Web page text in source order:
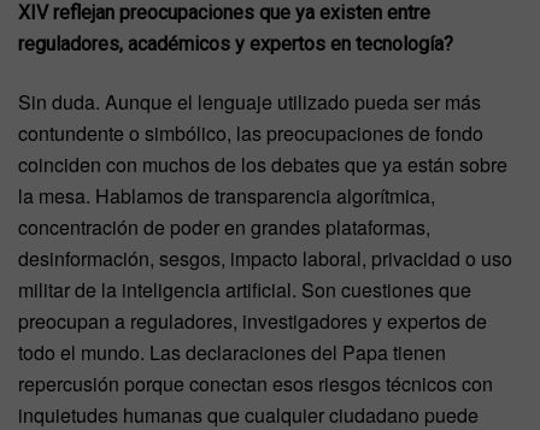
XIV reflejan preocupaciones que ya existen entre
reguladores, académicos y expertos en tecnología?
Sin duda. Aunque el lenguaje utilizado pueda ser más
contundente o simbólico, las preocupaciones de fondo
coinciden con muchos de los debates que ya están sobre
la mesa. Hablamos de transparencia algorítmica,
concentración de poder en grandes plataformas,
desinformación, sesgos, impacto laboral, privacidad o uso
militar de la inteligencia artificial. Son cuestiones que
preocupan a reguladores, investigadores y expertos de
todo el mundo. Las declaraciones del Papa tienen
repercusión porque conectan esos riesgos técnicos con
inquietudes humanas que cualquier ciudadano puede